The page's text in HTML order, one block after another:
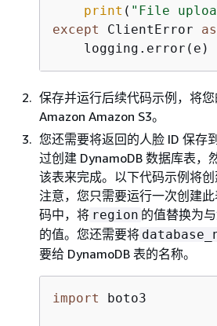
print ( "File
except
ClientError as
    logging.error(e)
保存并运行后续代码示例，将
Amazon Amazon S3。
您还需要将返回的人脸 ID 保存
过创建 DynamoDB 数据库表，
该表来完成。以下代码示例将
注意，您只需要运行一次创建
码中，将 region 的值替换为
的值。您还需要将
要给 DynamoDB 表的名称。
import boto3